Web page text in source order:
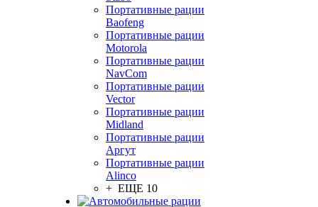
Портативные рации
Baofeng
Портативные рации
Motorola
Портативные рации
NavCom
Портативные рации
Vector
Портативные рации
Midland
Портативные рации
Аргут
Портативные рации
Alinco
+ ЕЩЕ 10